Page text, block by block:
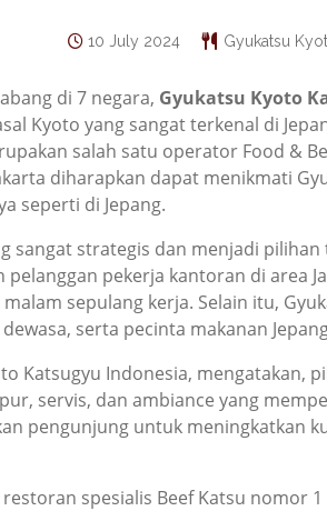
10 July 2024 Gyukatsu
di 7 negara, Gyukatsu Kyoto
Kyoto yang sangat terkenal di
salah satu operator Food &
diharapkan dapat menikmati
seperti di Jepang.
sangat strategis dan menjadi
pekerja kantoran di area
sepulang kerja. Selain itu,
serta pecinta makanan
Katsugyu Indonesia, mengatakan,
servis, dan ambiance yang
pengunjung untuk meningkatkan
spesialis Beef Katsu nomor